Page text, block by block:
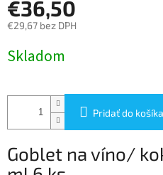
€36,50
€29,67 bez DPH
cena:
Skladom
Pridať do košíka
Goblet na víno/